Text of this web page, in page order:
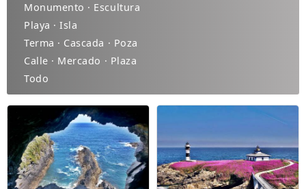
Monumento · Escultura
Playa · Isla
Terma · Cascada · Poza
Calle · Mercado · Plaza
Todo